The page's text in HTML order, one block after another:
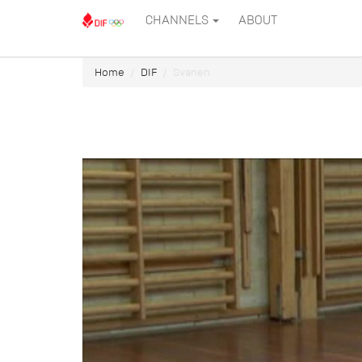
CHANNELS ABOUT
Home DIF Svanen